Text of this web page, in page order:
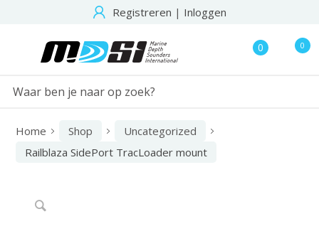
Registreren | Inloggen
0 0
Home Shop
Uncategorized
Railblaza SidePort TracLoader mount